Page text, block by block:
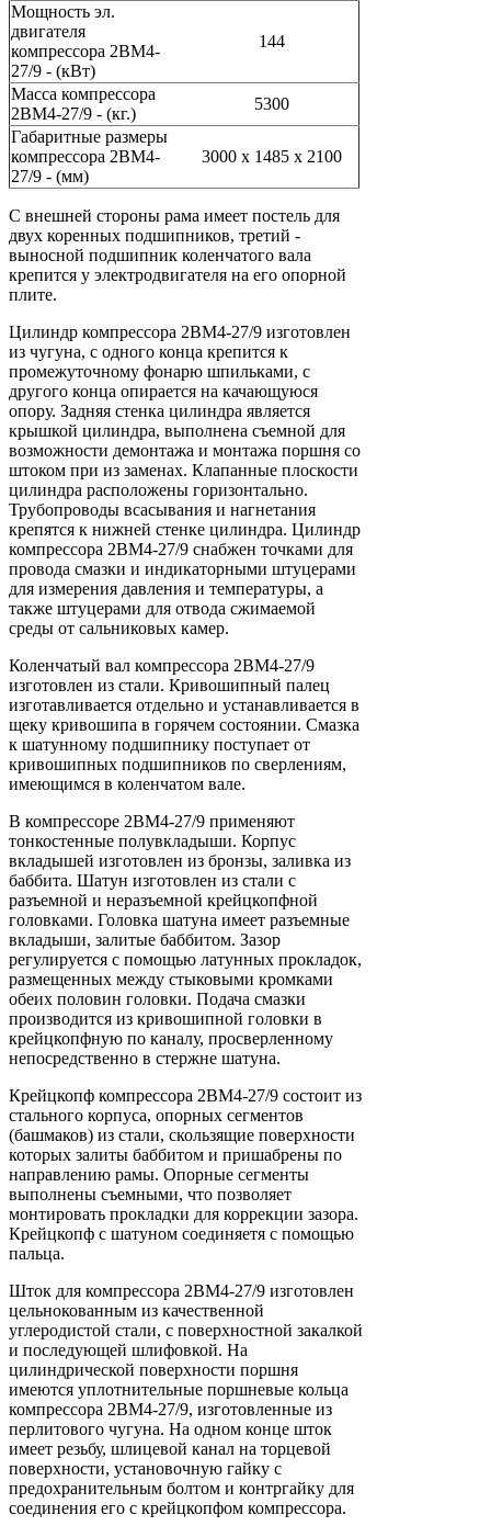
Мощность эл.
двигателя
компрессора 2ВМ4-
27/9 - (кВт)
144
Масса компрессора
2ВМ4-27/9 - (кг.)
5300
Габаритные размеры
компрессора 2ВМ4-
27/9 - (мм)
3000 х 1485 х 2100
С внешней стороны рама имеет постель для
двух коренных подшипников, третий -
выносной подшипник коленчатого вала
крепится у электродвигателя на его опорной
плите.
Цилиндр компрессора 2ВМ4-27/9 изготовлен
из чугуна, с одного конца крепится к
промежуточному фонарю шпильками, с
другого конца опирается на качающуюся
опору. Задняя стенка цилиндра является
крышкой цилиндра, выполнена съемной для
возможности демонтажа и монтажа поршня со
штоком при из заменах. Клапанные плоскости
цилиндра расположены горизонтально.
Трубопроводы всасывания и нагнетания
крепятся к нижней стенке цилиндра. Цилиндр
компрессора 2ВМ4-27/9 снабжен точками для
провода смазки и индикаторными штуцерами
для измерения давления и температуры, а
также штуцерами для отвода сжимаемой
среды от сальниковых камер.
Коленчатый вал компрессора 2ВМ4-27/9
изготовлен из стали. Кривошипный палец
изготавливается отдельно и устанавливается в
щеку кривошипа в горячем состоянии. Смазка
к шатунному подшипнику поступает от
кривошипных подшипников по сверлениям,
имеющимся в коленчатом вале.
В компрессоре 2ВМ4-27/9 применяют
тонкостенные полувкладыши. Корпус
вкладышей изготовлен из бронзы, заливка из
баббита. Шатун изготовлен из стали с
разъемной и неразъемной крейцкопфной
головками. Головка шатуна имеет разъемные
вкладыши, залитые баббитом. Зазор
регулируется с помощью латунных прокладок,
размещенных между стыковыми кромками
обеих половин головки. Подача смазки
производится из кривошипной головки в
крейцкопфную по каналу, просверленному
непосредственно в стержне шатуна.
Крейцкопф компрессора 2ВМ4-27/9 состоит из
стального корпуса, опорных сегментов
(башмаков) из стали, скользящие поверхности
которых залиты баббитом и пришабрены по
направлению рамы. Опорные сегменты
выполнены съемными, что позволяет
монтировать прокладки для коррекции зазора.
Крейцкопф с шатуном соединяетя с помощью
пальца.
Шток для компрессора 2ВМ4-27/9 изготовлен
цельнокованным из качественной
углеродистой стали, с поверхностной закалкой
и последующей шлифовкой. На
цилиндрической поверхности поршня
имеются уплотнительные поршневые кольца
компрессора 2ВМ4-27/9, изготовленные из
перлитового чугуна. На одном конце шток
имеет резьбу, шлицевой канал на торцевой
поверхности, установочную гайку с
предохранительным болтом и контргайку для
соединения его с крейцкопфом компрессора.